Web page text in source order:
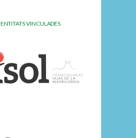
ENTITATS VINCULADES